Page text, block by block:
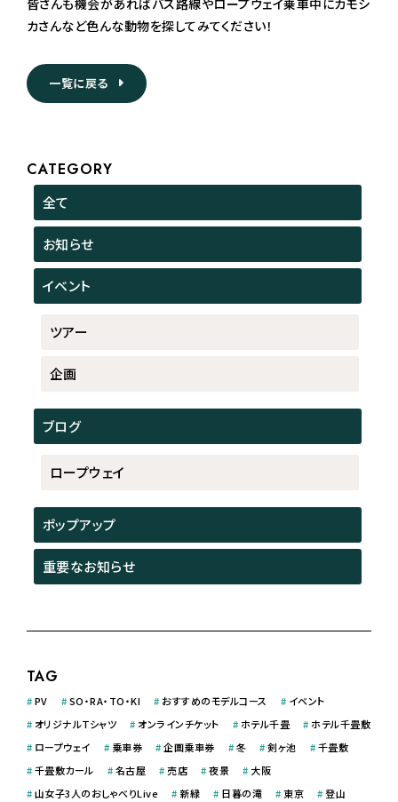
カさんなど色んな動物を探してみてください！
一覧に戻る
CATEGORY
全て
お知らせ
イベント
ツアー
企画
ブログ
ロープウェイ
ポップアップ
重要なお知らせ
TAG
#PV #SO・RA・TO・KI #おすすめのモデルコース # イベント
# オリジナルＴシャツ # オンラインチケット # ホテル千畳 # ホテル千畳敷
# ロープウェイ # 乗車券 #企画乗車券 #冬 #剣ヶ池 #千畳敷
#千畳敷カール #名古屋 #売店 #夜景 # 大阪
#山女子3人のおしゃべりLive # 新緑 # 日暮の滝 #東京 #登山